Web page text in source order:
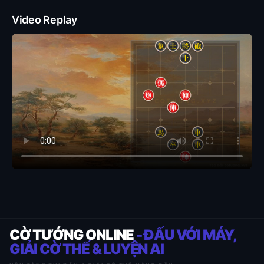
Video Replay
CỜ TƯỚNG ONLINE- ĐẤU VỚI MÁY,
GIẢI CỜ THẾ & LUYỆN AI